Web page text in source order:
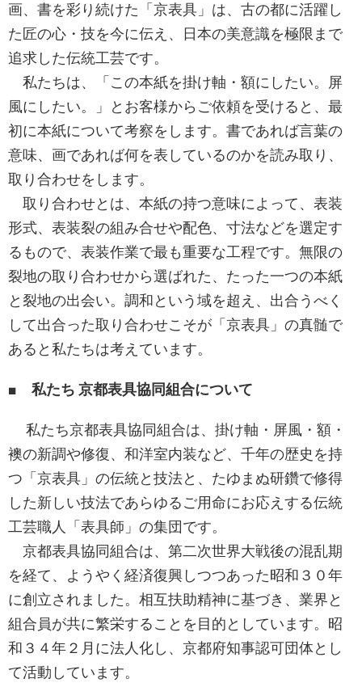
画、書を彩り続けた「京表具」は、古の都に活躍し
た匠の心・技を今に伝え、日本の美意識を極限まで
追求した伝統工芸です。
私たちは、「この本紙を掛け軸・額にしたい。屏
風にしたい。」とお客様からご依頼を受けると、最
初に本紙について考察をします。書であれば言葉の
意味、画であれば何を表しているのかを読み取り、
取り合わせをします。
取り合わせとは、本紙の持つ意味によって、表装
形式、表装裂の組み合せや配色、寸法などを選定す
るもので、表装作業で最も重要な工程です。無限の
裂地の取り合わせから選ばれた、たった一つの本紙
と裂地の出会い。調和という域を超え、出合うべく
して出合った取り合わせこそが「京表具」の真髄で
あると私たちは考えています。
■ 私たち 京都表具協同組合について
私たち京都表具協同組合は、掛け軸・屏風・額・
襖の新調や修復、和洋室内装など、千年の歴史を持
つ「京表具」の伝統と技法と、たゆまぬ研鑽で修得
した新しい技法であらゆるご用命にお応えする伝統
工芸職人「表具師」の集団です。
京都表具協同組合は、第二次世界大戦後の混乱期
を経て、ようやく経済復興しつつあった昭和３０年
に創立されました。相互扶助精神に基づき、業界と
組合員が共に繁栄することを目的としています。昭
和３４年２月に法人化し、京都府知事認可団体とし
て活動しています。